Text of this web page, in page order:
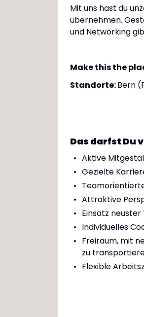
Mit uns hast du
übernehmen.
und Networking
Make this the
Standorte:Bern
Das darfst Du
Aktive
Gezielte
Attraktive
Einsatz
Individuelles
Freiraum, mit
zu
Flexible